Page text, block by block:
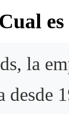
la
desde